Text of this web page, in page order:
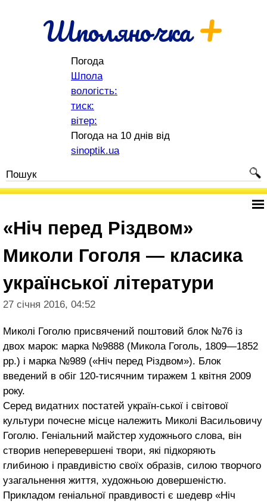
Шполяночка+
Погода
Шпола
вологість:
тиск:
вітер:
Погода на 10 днів від
sinoptik.ua
«Ніч перед Різдвом»
Миколи Гоголя — класика
української літератури
27 січня 2016, 04:52
Миколі Гоголю присвячений поштовий блок №76 із
двох марок: марка №9888 (Микола Гоголь, 1809—1852
рр.) і марка №989 («Ніч перед Різдвом»). Блок
введений в обіг 120-тисячним тиражем 1 квітня 2009
року.
Серед видатних постатей україн-ської і світової
культури почесне місце належить Миколі Васильовичу
Гоголю. Геніальний майстер художнього слова, він
створив неперевершені твори, які підкоряють
глибиною і правдивістю своїх образів, силою творчого
узагальнення життя, художньою довершеністю.
Прикладом геніальної правдивості є шедевр «Ніч